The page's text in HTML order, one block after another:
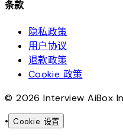
条款
隐私政策
用户协议
退款政策
Cookie 政策
© 2026 Interview AiBox
• Cookie 设置